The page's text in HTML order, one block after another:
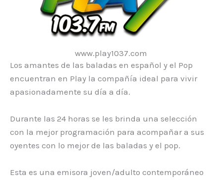
www.play1037.com
Los amantes de las baladas en español y el Pop
encuentran en Play la compañía ideal para vivir
apasionadamente su día a día.
Durante las 24 horas se les brinda una selección
con la mejor programación para acompañar a sus
oyentes con lo mejor de las baladas y el pop.
Esta es una emisora joven/adulto contemporáneo